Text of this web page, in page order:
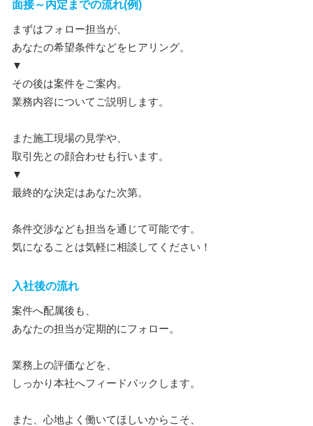
面接～内定までの流れ(例)
まずはフォロー担当が、
あなたの希望条件などをヒアリング。
▼
その後は案件をご案内。
業務内容についてご説明します。
また施工現場の見学や、
取引先との顔合わせも行います。
▼
最終的な決定はあなた次第。
条件交渉なども担当を通じて可能です。
気になることは気軽に相談してください！
入社後の流れ
案件へ配属後も、
あなたの担当が定期的にフォロー。
業務上の評価などを、
しっかり本社へフィードバックします。
また、心地よく働いてほしいからこそ、